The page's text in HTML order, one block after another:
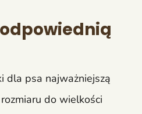
dla psa najważniejszą
do wielkości